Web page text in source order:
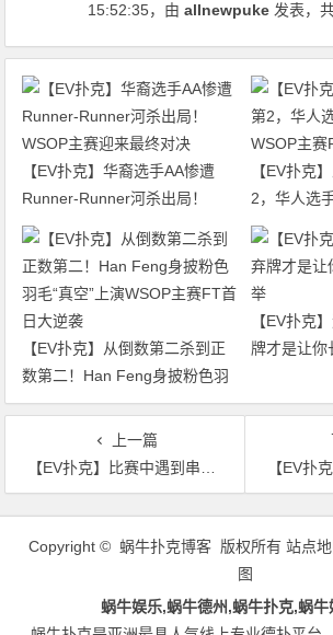
15:52:35，由allnewpuke 发表，
【EV扑克】华裔选手AA惨遭
Runner-Runner河杀出局！
WSOP主赛迎来最终对决
【EV扑克
2，华人选
主赛FT逆袭
【EV扑克】从倒数第二杀到正
数第二！Han Feng身披粉色羽
毛“真空”上演WSOP主赛FT首日
【EV扑克
牌才是让你
上一篇
【EV扑克】比赛中遇到串通作弊鬼该如何是好？猎人头、IPHONE14抽奖赛万圣狂欢节
【EV扑克】被
文
Copyright © 蜗牛扑克博客 版权所有 站点
图
蜗牛娱乐,蜗牛德州,蜗牛扑克,蜗牛